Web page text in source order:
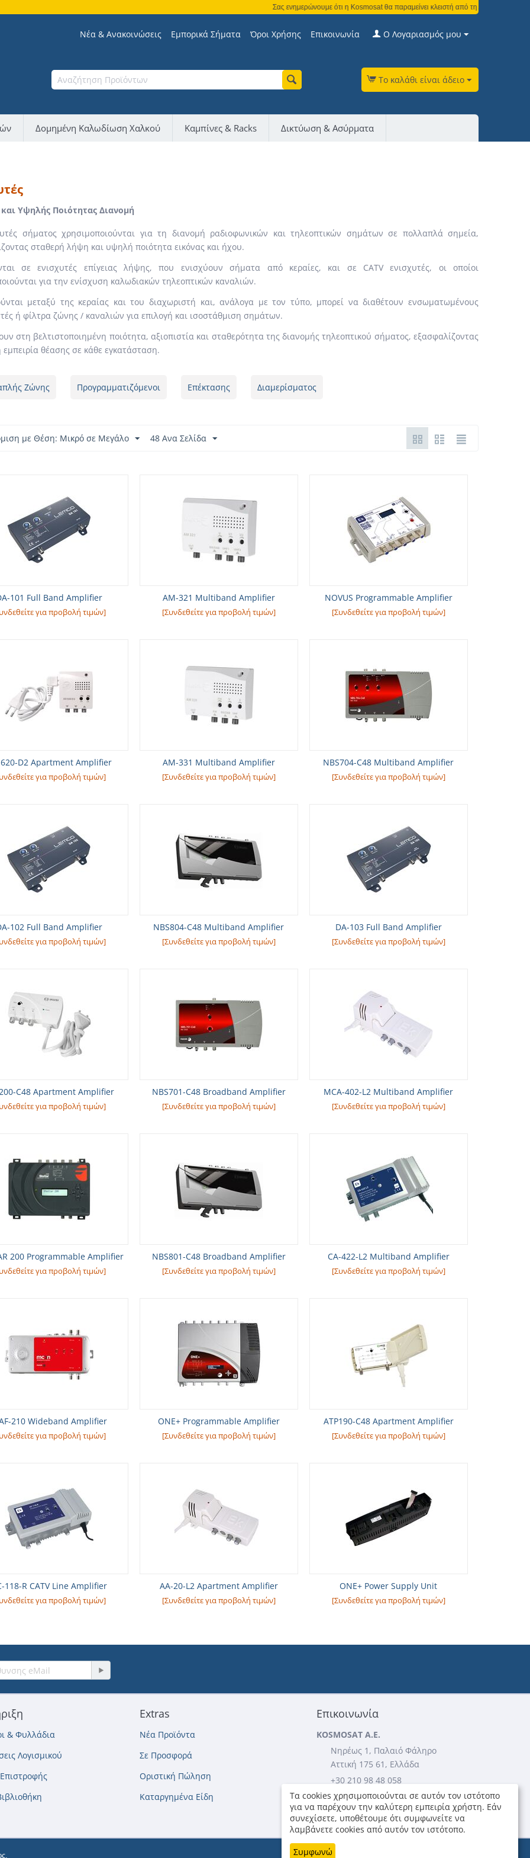
Σας ενημερώνουμε ότι η Kosmosat θα παραμείνει κλειστή από τη Δευτέρα 3 Αυγούστου
Ο Λογαριασμός μου
Νέα & Ανακοινώσεις Εμπορικά Σήματα Όροι Χρήσης Επικοινωνία
Το καλάθι είναι άδειο
Δομημένη Καλωδίωση Χαλκού Καμπίνες & Racks Δικτύωση & Ασύρματα
Υψηλής Ποιότητας Διανομή
σήματος χρησιμοποιούνται για τη διανομή ραδιοφωνικών και τηλεοπτικών σημάτων σε πολλαπλά σημεία,
σταθερή λήψη και υψηλή ποιότητα εικόνας και ήχου.
σε ενισχυτές επίγειας λήψης, που ενισχύουν σήματα από κεραίες, και σε CATV ενισχυτές, οι οποίοι
για την ενίσχυση καλωδιακών τηλεοπτικών καναλιών.
μεταξύ της κεραίας και του διαχωριστή και, ανάλογα με τον τύπο, μπορεί να διαθέτουν ενσωματωμένους
ή φίλτρα ζώνης / καναλιών για επιλογή και ισοστάθμιση σημάτων.
στη βελτιστοποιημένη ποιότητα, αξιοπιστία και σταθερότητα της διανομής τηλεοπτικού σήματος, εξασφαλίζοντας
εμπειρία θέασης σε κάθε εγκατάσταση.
Ζώνης Προγραμματιζόμενοι Επέκτασης Διαμερίσματος
με Θέση: Μικρό σε Μεγάλο 48 Ανα Σελίδα
101 Full Band Amplifier
για προβολή τιμών]
AM-321 Multiband Amplifier
[Συνδεθείτε για προβολή τιμών]
NOVUS Programmable Amplifier
[Συνδεθείτε για προβολή τιμών]
D2 Apartment Amplifier
για προβολή τιμών]
AM-331 Multiband Amplifier
[Συνδεθείτε για προβολή τιμών]
NBS704-C48 Multiband Amplifier
[Συνδεθείτε για προβολή τιμών]
102 Full Band Amplifier
για προβολή τιμών]
NBS804-C48 Multiband Amplifier
[Συνδεθείτε για προβολή τιμών]
DA-103 Full Band Amplifier
[Συνδεθείτε για προβολή τιμών]
C48 Apartment Amplifier
για προβολή τιμών]
NBS701-C48 Broadband Amplifier
[Συνδεθείτε για προβολή τιμών]
MCA-402-L2 Multiband Amplifier
[Συνδεθείτε για προβολή τιμών]
200 Programmable Amplifier
για προβολή τιμών]
NBS801-C48 Broadband Amplifier
[Συνδεθείτε για προβολή τιμών]
CA-422-L2 Multiband Amplifier
[Συνδεθείτε για προβολή τιμών]
210 Wideband Amplifier
για προβολή τιμών]
ONE+ Programmable Amplifier
[Συνδεθείτε για προβολή τιμών]
ATP190-C48 Apartment Amplifier
[Συνδεθείτε για προβολή τιμών]
118-R CATV Line Amplifier
για προβολή τιμών]
AA-20-L2 Apartment Amplifier
[Συνδεθείτε για προβολή τιμών]
ONE+ Power Supply Unit
[Συνδεθείτε για προβολή τιμών]
& Φυλλάδια
Λογισμικού
Extras
Νέα Προϊόντα
Σε Προσφορά
Οριστική Πώληση
Καταργημένα Είδη
Επικοινωνία
KOSMOSAT A.E.
Νηρέως 1, Παλαιό Φάληρο
Αττική 175 61, Ελλάδα
+30 210 98 48 058
+30 210 98 49 705
...περισσότερες πληροφορίες
Τα cookies χρησιμοποιούνται σε αυτόν τον ιστότοπο
για να παρέχουν την καλύτερη εμπειρία χρήστη. Εάν
συνεχίσετε, υποθέτουμε ότι συμφωνείτε να
λαμβάνετε cookies από αυτόν τον ιστότοπο.
Συμφωνώ